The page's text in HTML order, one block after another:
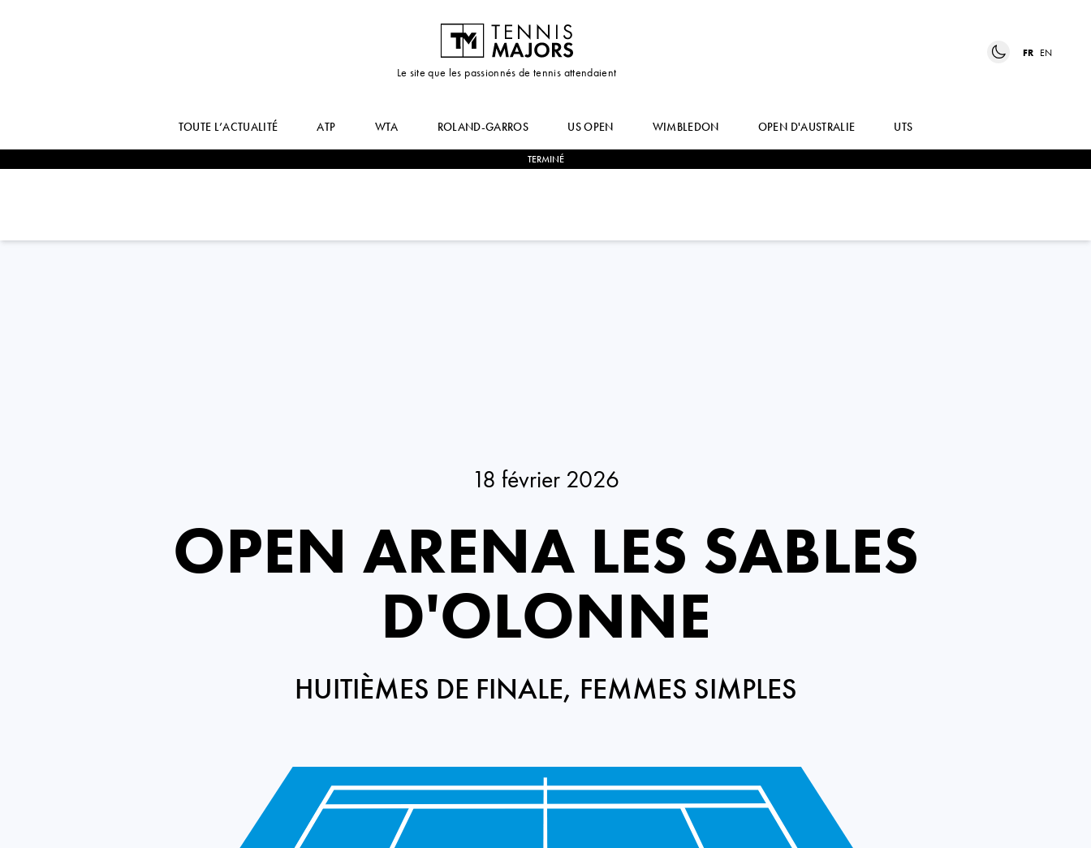
Le site que les passionnés de tennis attendaient
FR EN
TOUTE L’ACTUALITÉ ATP WTA ROLAND-GARROS US OPEN WIMBLEDON OPEN D'AUSTRALIE UTS
TERMINÉ
18 février 2026
OPEN ARENA LES SABLES
D'OLONNE
HUITIÈMES DE FINALE, FEMMES SIMPLES